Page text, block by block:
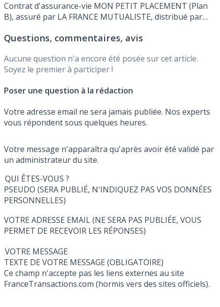
Contrat d'assurance-vie MON PETIT PLACEMENT (Plan
B), assuré par LA FRANCE MUTUALISTE, distribué par
euros en 2025 de 3.500% (Soit 2.898% NET des
Questions, commentaires, avis
Aucune question n'a encore été posée sur cet article.
Soyez le premier à participer !
Poser une question à la rédaction
Votre adresse email ne sera jamais publiée. Nos experts
vous répondent sous quelques heures.
Votre message n'apparaîtra qu'après avoir été validé par
un administrateur du site.
QUI ÊTES-VOUS ?
PSEUDO (SERA PUBLIÉ, N'INDIQUEZ PAS VOS DONNÉES
PERSONNELLES)
VOTRE ADRESSE EMAIL (NE SERA PAS PUBLIÉE, VOUS
PERMET DE RECEVOIR LES RÉPONSES)
VOTRE MESSAGE
TEXTE DE VOTRE MESSAGE (OBLIGATOIRE)
Ce champ n'accepte pas les liens externes au site
FranceTransactions.com (hormis vers des sites officiels).